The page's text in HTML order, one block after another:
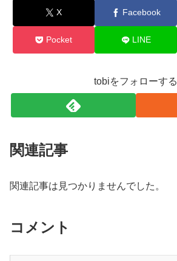
X Facebook
Pocket LINE
tobiをフォローする
関連記事
関連記事は見つかりませんでした。
コメント